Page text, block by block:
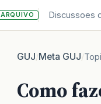
ARQUIVO Discussoes
GUJ/Meta GUJ/
Como